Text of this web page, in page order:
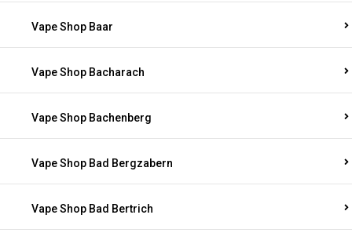
Vape Shop Baar
Vape Shop Bacharach
Vape Shop Bachenberg
Vape Shop Bad Bergzabern
Vape Shop Bad Bertrich